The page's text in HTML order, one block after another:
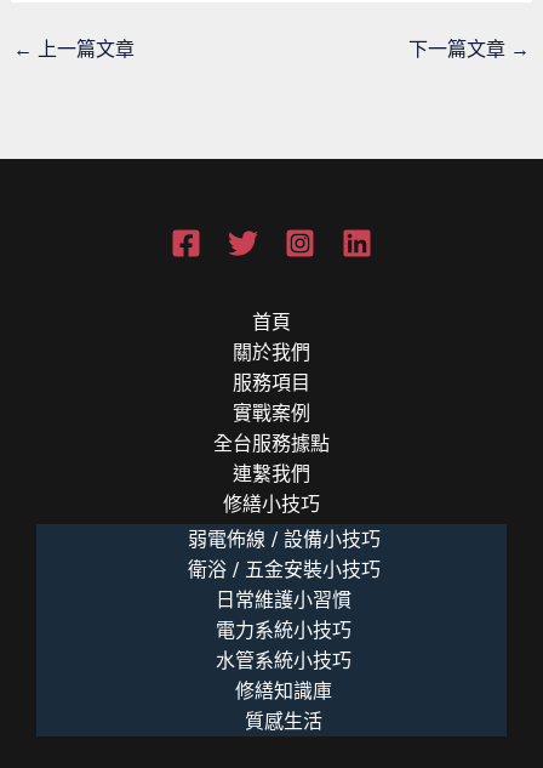
← 上一篇文章 下一篇文章 →
首頁
關於我們
服務項目
實戰案例
全台服務據點
連繫我們
修繕小技巧
弱電佈線 / 設備小技巧
衛浴 / 五金安裝小技巧
日常維護小習慣
電力系統小技巧
水管系統小技巧
修繕知識庫
質感生活